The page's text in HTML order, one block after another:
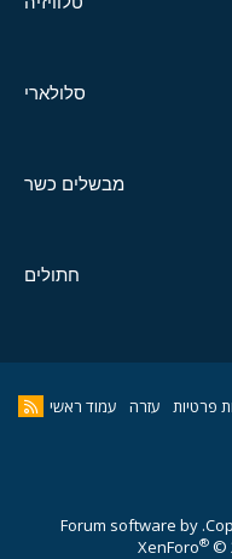
סלולארי
מבשלים כשר
חתולים
פרטיות עזרה עמוד ראשי
Forum software by
XenForo® ©